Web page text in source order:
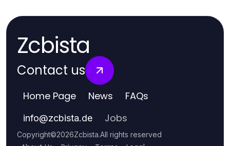
Zcbista
Contact us
Home Page News FAQs
info@zcbista.de Jobs
Copyright©2026Zcbista.All rights reserved